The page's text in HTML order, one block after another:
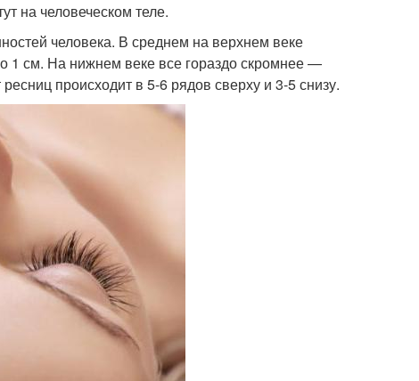
на человеческом теле.
человека. В среднем на верхнем веке
1 см. На нижнем веке все гораздо скромнее —
происходит в 5-6 рядов сверху и 3-5 снизу.